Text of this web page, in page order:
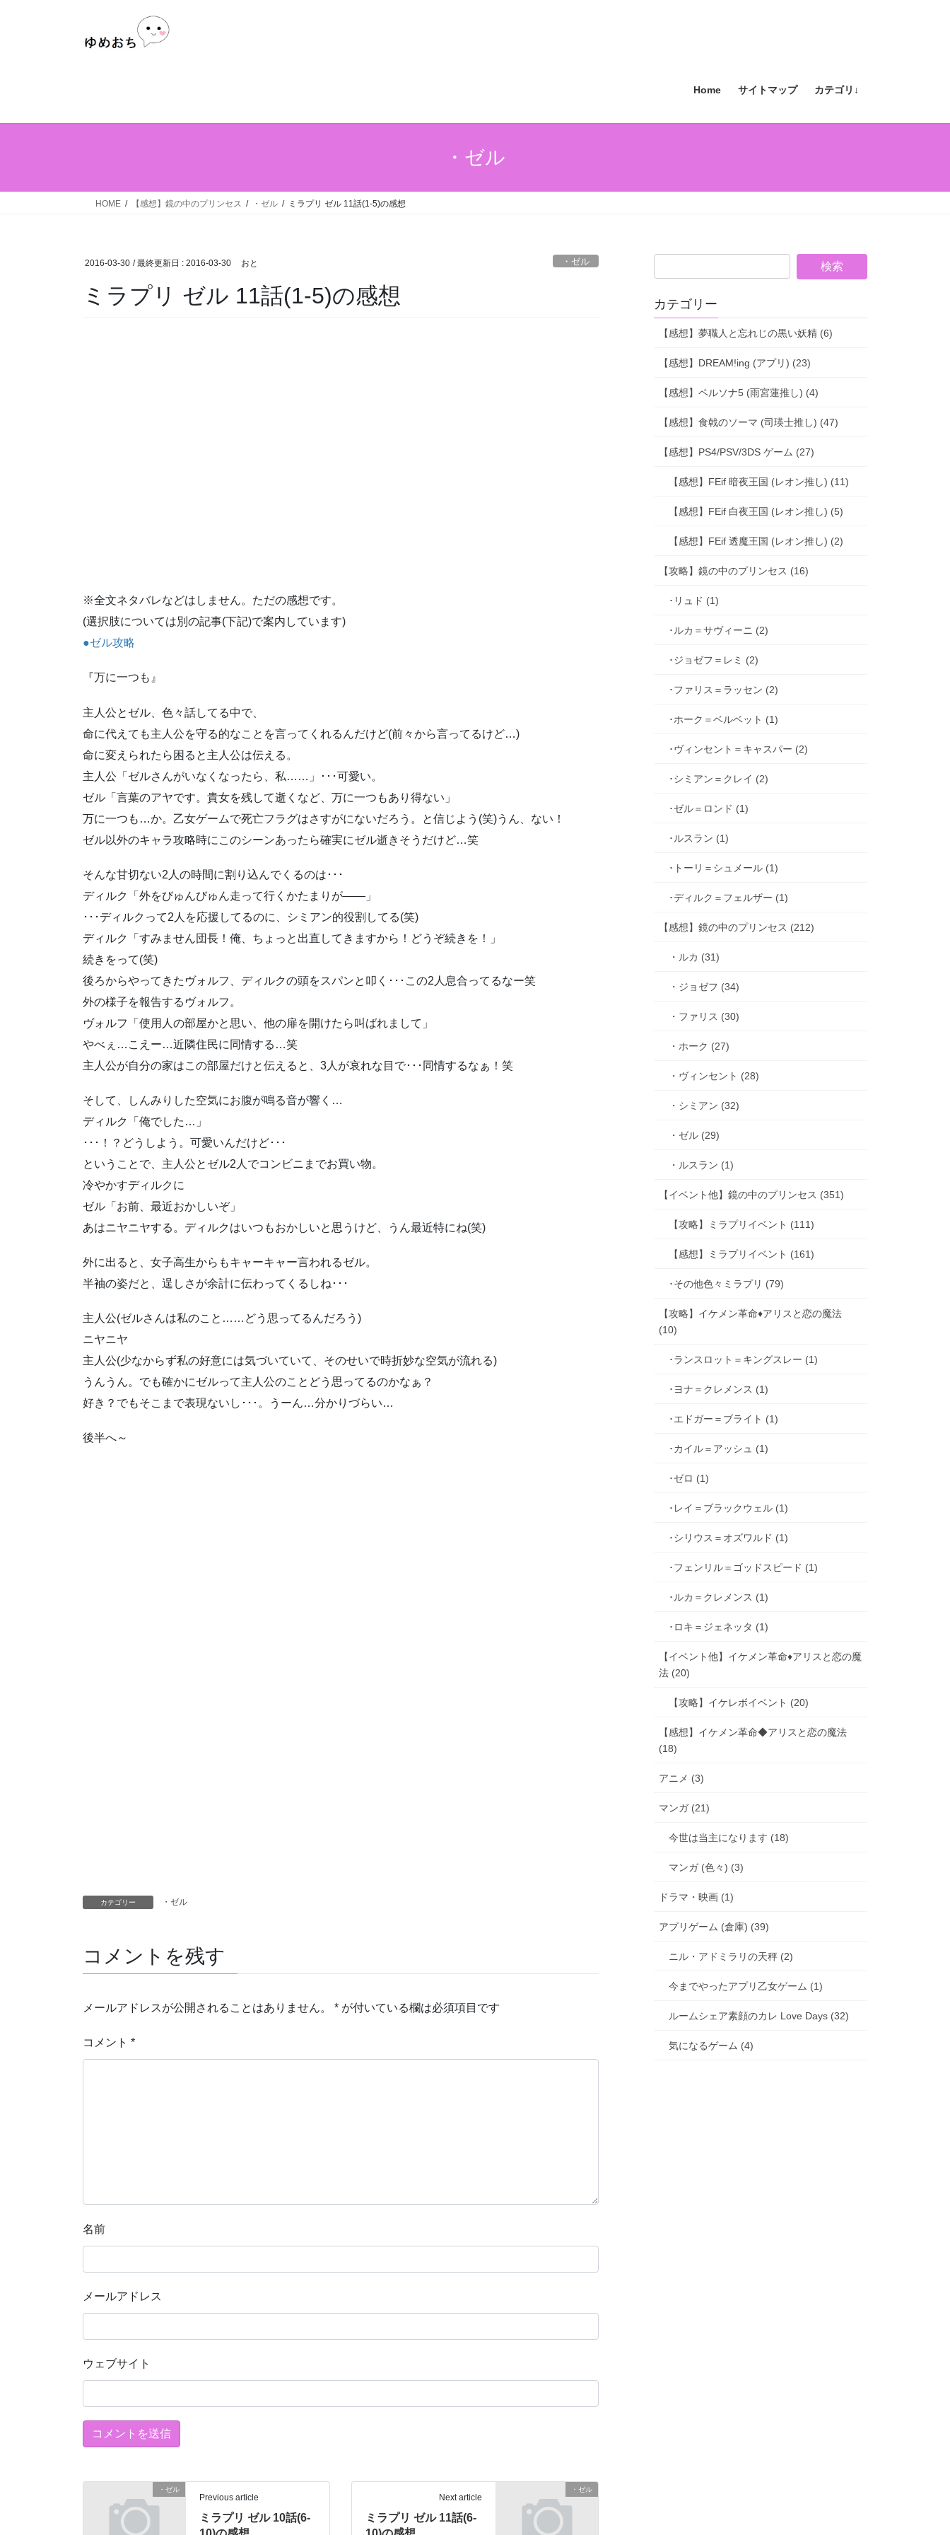
Home サイトマップ カテゴリ↓
・ゼル
HOME 【感想】鏡の中のプリンセス ・ゼル ミラプリ ゼル 11話(1-5)の感想
2016-03-30 / 最終更新日 : 2016-03-30 おと ・ゼル
ミラプリ ゼル 11話(1-5)の感想
※全文ネタバレなどはしません。ただの感想です。
(選択肢については別の記事(下記)で案内しています)
●ゼル攻略
『万に一つも』
主人公とゼル、色々話してる中で、
命に代えても主人公を守る的なことを言ってくれるんだけど(前々から言ってるけど…)
命に変えられたら困ると主人公は伝える。
主人公「ゼルさんがいなくなったら、私……」･･･可愛い。
ゼル「言葉のアヤです。貴女を残して逝くなど、万に一つもあり得ない」
万に一つも…か。乙女ゲームで死亡フラグはさすがにないだろう。と信じよう(笑)うん、ない！
ゼル以外のキャラ攻略時にこのシーンあったら確実にゼル逝きそうだけど…笑
そんな甘切ない2人の時間に割り込んでくるのは･･･
ディルク「外をびゅんびゅん走って行くかたまりが――」
･･･ディルクって2人を応援してるのに、シミアン的役割してる(笑)
ディルク「すみません団長！俺、ちょっと出直してきますから！どうぞ続きを！」
続きをって(笑)
後ろからやってきたヴォルフ、ディルクの頭をスパンと叩く･･･この2人息合ってるなー笑
外の様子を報告するヴォルフ。
ヴォルフ「使用人の部屋かと思い、他の扉を開けたら叫ばれまして」
やべぇ…こえー…近隣住民に同情する…笑
主人公が自分の家はこの部屋だけと伝えると、3人が哀れな目で･･･同情するなぁ！笑
そして、しんみりした空気にお腹が鳴る音が響く…
ディルク「俺でした…」
･･･！？どうしよう。可愛いんだけど･･･
ということで、主人公とゼル2人でコンビニまでお買い物。
冷やかすディルクに
ゼル「お前、最近おかしいぞ」
あはニヤニヤする。ディルクはいつもおかしいと思うけど、うん最近特にね(笑)
外に出ると、女子高生からもキャーキャー言われるゼル。
半袖の姿だと、逞しさが余計に伝わってくるしね･･･
主人公(ゼルさんは私のこと……どう思ってるんだろう)
ニヤニヤ
主人公(少なからず私の好意には気づいていて、そのせいで時折妙な空気が流れる)
うんうん。でも確かにゼルって主人公のことどう思ってるのかなぁ？
好き？でもそこまで表現ないし･･･。うーん…分かりづらい…
後半へ～
カテゴリー ・ゼル
コメントを残す
メールアドレスが公開されることはありません。 * が付いている欄は必須項目です
コメント *
名前
メールアドレス
ウェブサイト
・ゼル
Previous article
ミラプリ ゼル 10話(6-
・ゼル
Next article
ミラプリ ゼル 11話(6-
カテゴリー
【感想】夢職人と忘れじの黒い妖精 (6)
【感想】DREAM!ing (アプリ) (23)
【感想】ペルソナ5 (雨宮蓮推し) (4)
【感想】食戟のソーマ (司瑛士推し) (47)
【感想】PS4/PSV/3DS ゲーム (27)
【感想】FEif 暗夜王国 (レオン推し) (11)
【感想】FEif 白夜王国 (レオン推し) (5)
【感想】FEif 透魔王国 (レオン推し) (2)
【攻略】鏡の中のプリンセス (16)
･リュド (1)
･ルカ＝サヴィーニ (2)
･ジョゼフ＝レミ (2)
･ファリス＝ラッセン (2)
･ホーク＝ベルベット (1)
･ヴィンセント＝キャスパー (2)
･シミアン＝クレイ (2)
･ゼル＝ロンド (1)
･ルスラン (1)
･トーリ＝シュメール (1)
･ディルク＝フェルザー (1)
【感想】鏡の中のプリンセス (212)
・ルカ (31)
・ジョゼフ (34)
・ファリス (30)
・ホーク (27)
・ヴィンセント (28)
・シミアン (32)
・ゼル (29)
・ルスラン (1)
【イベント他】鏡の中のプリンセス (351)
【攻略】ミラプリイベント (111)
【感想】ミラプリイベント (161)
･その他色々ミラプリ (79)
【攻略】イケメン革命♦アリスと恋の魔法
(10)
･ランスロット＝キングスレー (1)
･ヨナ＝クレメンス (1)
･エドガー＝ブライト (1)
･カイル＝アッシュ (1)
･ゼロ (1)
･レイ＝ブラックウェル (1)
･シリウス＝オズワルド (1)
･フェンリル＝ゴッドスピード (1)
･ルカ＝クレメンス (1)
･ロキ＝ジェネッタ (1)
【イベント他】イケメン革命♦アリスと恋の魔
法 (20)
【攻略】イケレボイベント (20)
【感想】イケメン革命◆アリスと恋の魔法
(18)
アニメ (3)
マンガ (21)
今世は当主になります (18)
マンガ (色々) (3)
ドラマ・映画 (1)
アプリゲーム (倉庫) (39)
ニル・アドミラリの天秤 (2)
今までやったアプリ乙女ゲーム (1)
ルームシェア素顔のカレ Love Days (32)
気になるゲーム (4)